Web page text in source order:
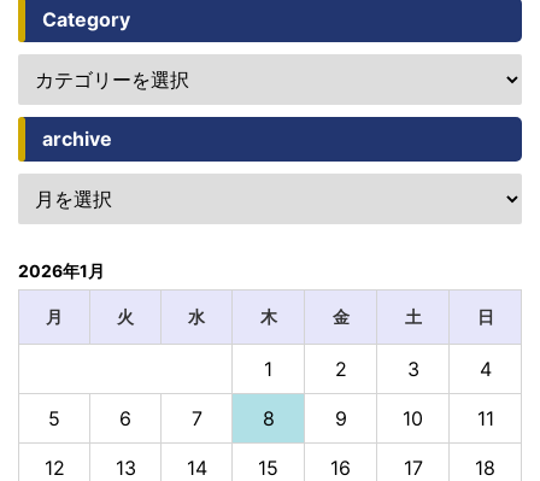
Category
archive
2026年1月
月 火 水 木 金 土 日
1 2 3 4
5 6 7 8 9 10 11
12 13 14 15 16 17 18